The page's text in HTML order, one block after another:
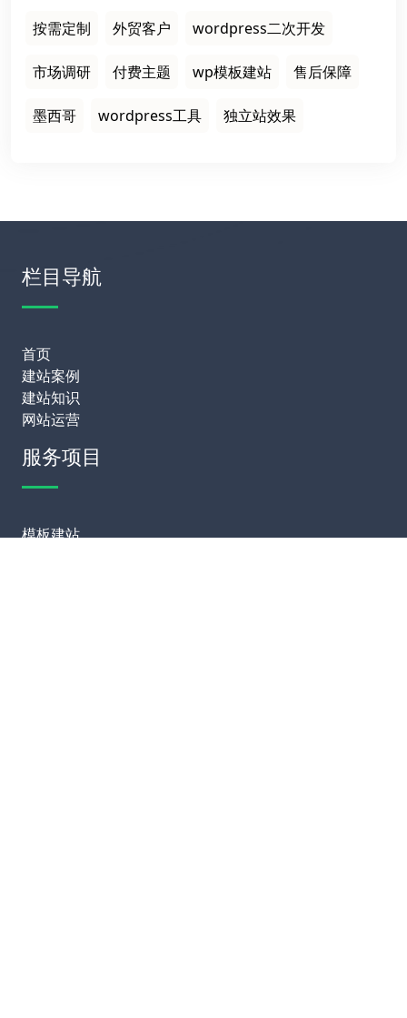
按需定制 外贸客户 wordpress二次开发
市场调研 付费主题 wp模板建站 售后保障
墨西哥 wordpress工具 独立站效果
栏目导航
首页
建站案例
建站知识
网站运营
服务项目
模板建站